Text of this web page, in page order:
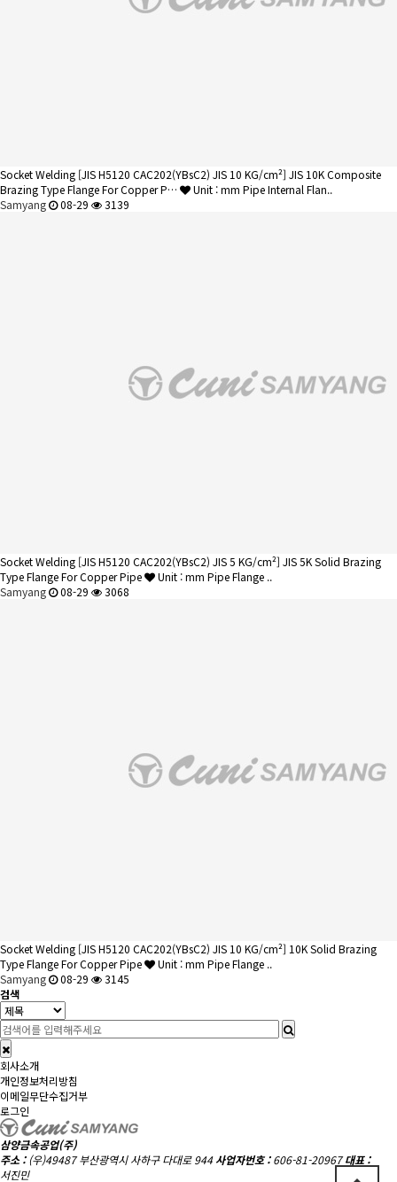
Socket Welding [JIS H5120 CAC202(YBsC2) JIS 10 KG/cm²] JIS 10K Composite
Brazing Type Flange For Copper P…
Unit : mm Pipe Internal Flan..
Samyang
08-29 3139
Socket Welding [JIS H5120 CAC202(YBsC2) JIS 5 KG/cm²] JIS 5K Solid Brazing
Type Flange For Copper Pipe
Unit : mm Pipe Flange ..
Samyang
08-29 3068
Socket Welding [JIS H5120 CAC202(YBsC2) JIS 10 KG/cm²] 10K Solid Brazing
Type Flange For Copper Pipe
Unit : mm Pipe Flange ..
Samyang
08-29
3145
검색
회사소개
개인정보처리방침
이메일무단수집거부
로그인
삼양금속공업(주)
주소 : (우)49487 부산광역시 사하구 다대로 944 사업자번호 :606-81-20967 대표 :
서진민